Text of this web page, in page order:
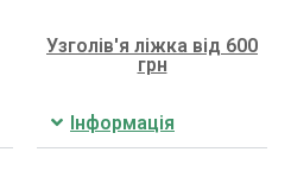
Узголів'я ліжка від 600
грн
Інформація